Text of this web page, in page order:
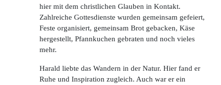
hier mit dem christlichen Glauben in Kontakt.
Zahlreiche Gottesdienste wurden gemeinsam gefeiert,
Feste organisiert, gemeinsam Brot gebacken, Käse
hergestellt, Pfannkuchen gebraten und noch vieles
mehr.
Harald liebte das Wandern in der Natur. Hier fand er
Ruhe und Inspiration zugleich. Auch war er ein